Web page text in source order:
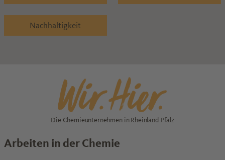
Nachhaltigkeit
Die Chemieunternehmen in Rheinland-Pfalz
Arbeiten in der Chemie